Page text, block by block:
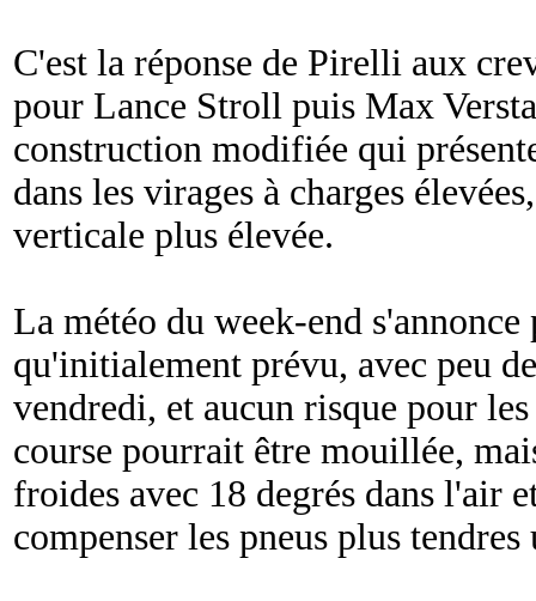
C'est la réponse de Pirelli aux
pour Lance Stroll puis Max
construction modifiée qui
dans les virages à charges
verticale plus élevée.
La météo du week-end s'annonce
qu'initialement prévu, avec peu
vendredi, et aucun risque pour
course pourrait être mouillée,
froides avec 18 degrés dans l'air
compenser les pneus plus